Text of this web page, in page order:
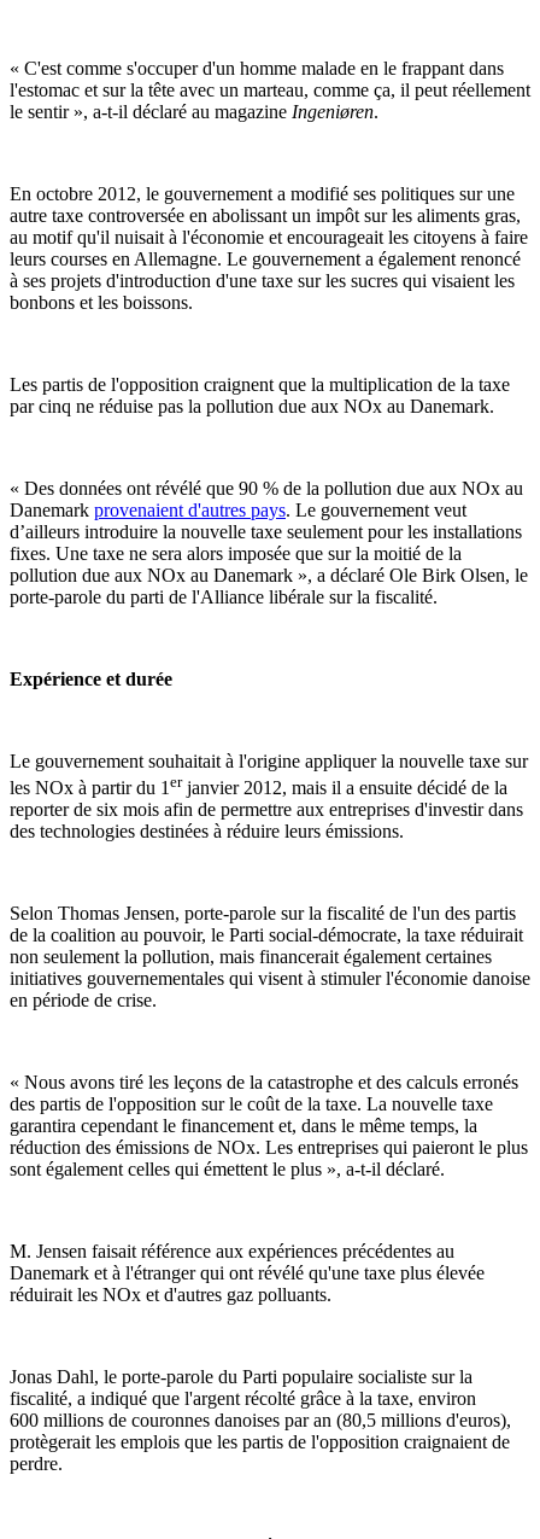
« C'est comme s'occuper d'un homme malade en le frappant dans
l'estomac et sur la tête avec un marteau, comme ça, il peut réellement
le sentir », a-t-il déclaré au magazine Ingeniøren.
En octobre 2012, le gouvernement a modifié ses politiques sur une
autre taxe controversée en abolissant un impôt sur les aliments gras,
au motif qu'il nuisait à l'économie et encourageait les citoyens à faire
leurs courses en Allemagne. Le gouvernement a également renoncé
à ses projets d'introduction d'une taxe sur les sucres qui visaient les
bonbons et les boissons.
Les partis de l'opposition craignent que la multiplication de la taxe
par cinq ne réduise pas la pollution due aux NOx au Danemark.
« Des données ont révélé que 90 % de la pollution due aux NOx au
Danemark provenaient d'autres pays. Le gouvernement veut
d’ailleurs introduire la nouvelle taxe seulement pour les installations
fixes. Une taxe ne sera alors imposée que sur la moitié de la
pollution due aux NOx au Danemark », a déclaré Ole Birk Olsen, le
porte-parole du parti de l'Alliance libérale sur la fiscalité.
Expérience et durée
Le gouvernement souhaitait à l'origine appliquer la nouvelle taxe sur
les NOx à partir du 1 erjanvier 2012, mais il a ensuite décidé de la
reporter de six mois afin de permettre aux entreprises d'investir dans
des technologies destinées à réduire leurs émissions.
Selon Thomas Jensen, porte-parole sur la fiscalité de l'un des partis
de la coalition au pouvoir, le Parti social-démocrate, la taxe réduirait
non seulement la pollution, mais financerait également certaines
initiatives gouvernementales qui visent à stimuler l'économie danoise
en période de crise.
« Nous avons tiré les leçons de la catastrophe et des calculs erronés
des partis de l'opposition sur le coût de la taxe. La nouvelle taxe
garantira cependant le financement et, dans le même temps, la
réduction des émissions de NOx. Les entreprises qui paieront le plus
sont également celles qui émettent le plus », a-t-il déclaré.
M. Jensen faisait référence aux expériences précédentes au
Danemark et à l'étranger qui ont révélé qu'une taxe plus élevée
réduirait les NOx et d'autres gaz polluants.
Jonas Dahl, le porte-parole du Parti populaire socialiste sur la
fiscalité, a indiqué que l'argent récolté grâce à la taxe, environ
600 millions de couronnes danoises par an (80,5 millions d'euros),
protègerait les emplois que les partis de l'opposition craignaient de
perdre.